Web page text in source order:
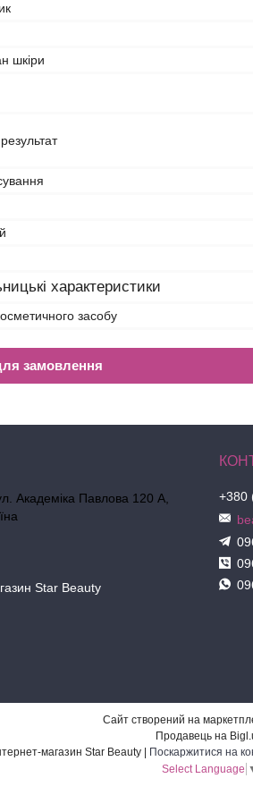
шкіри
характеристики
засобу
замовлення
Академіка Павлова 120 А,
Star Beauty
+380
Сайт створений на
Продавець на
Поскаржитися на
Select Language